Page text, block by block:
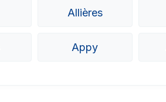
Allières
Appy